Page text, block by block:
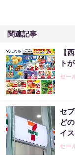
関連記事
【
ト
セー
セ
ど
イ
セー